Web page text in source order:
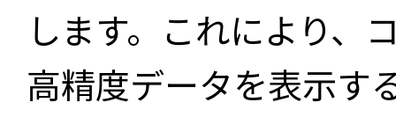
します。これにより、
高精度データを表示す